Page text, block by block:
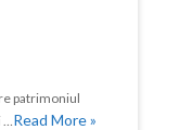
patrimoniul
…Read More »